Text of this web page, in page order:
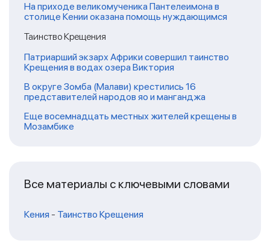
На приходе великомученика Пантелеимона в
столице Кении оказана помощь нуждающимся
Таинство Крещения
Патриарший экзарх Африки совершил таинство
Крещения в водах озера Виктория
В округе Зомба (Малави) крестились 16
представителей народов яо и манганджа
Еще восемнадцать местных жителей крещены в
Мозамбике
Все материалы с ключевыми словами
Кения - Таинство Крещения